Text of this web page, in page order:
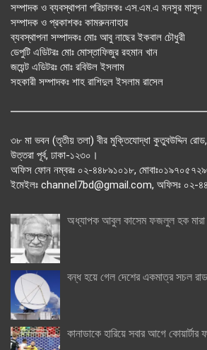
সম্পাদক ও ব্যবস্থাপনা পরিচালকঃ এস.এম.এ মনসুর মাসুদ
সম্পাদক ও প্রকাশকঃ কামরুননাহার
ব্যবস্থাপনা সম্পাদকঃ মোঃ আবু নাছের ইকবাল চৌধুরী
ডেপুটি এডিটরঃ মোঃ মোস্তাফিজুর রহমান খান
জয়েন্ট এডিটরঃ মোঃ রবিউল ইসলাম
সহকারী সম্পাদকঃ শাহ রাশিদুল ইসলাম রাসেল
৩৮ মা ভবন (তৃতীয় তলা) বীর মুক্তিযোদ্ধা কুতুবউদ্দিন
উত্তরা পূর্ব, ঢাকা-১২৩০।
অফিস ফোন নম্বরঃ ০২-৪৪৮৯১০১৮,
ইমেইলঃ channel7bd@gmail.com, অফিসঃ ০২-
অধ্যাপক আবুল কাসেম ফজলুল হক
বন্ধ হয়ে গেল দেশের একমাত্র সচল
কানাডাকে হারিয়ে সবার আগে